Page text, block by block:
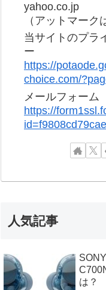
yahoo.co.jp
（アットマーク
当サイトのプラ
ー
https://
choice.com/
メールフォーム
https://
人気記事
は？